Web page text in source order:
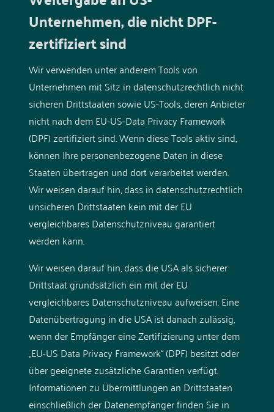
Unternehmen, die nicht DPF-
zertifiziert sind
Wir verwenden unter anderem Tools von
Unternehmen mit Sitz in datenschutzrechtlich nicht
sicheren Drittstaaten sowie US-Tools, deren Anbieter
nicht nach dem EU-US-Data Privacy Framework
(DPF) zertifiziert sind. Wenn diese Tools aktiv sind,
können Ihre personenbezogene Daten in diese
Staaten übertragen und dort verarbeitet werden.
Wir weisen darauf hin, dass in datenschutzrechtlich
unsicheren Drittstaaten kein mit der EU
vergleichbares Datenschutzniveau garantiert
werden kann.
Wir weisen darauf hin, dass die USA als sicherer
Drittstaat grundsätzlich ein mit der EU
vergleichbares Datenschutzniveau aufweisen. Eine
Datenübertragung in die USA ist danach zulässig,
wenn der Empfänger eine Zertifizierung unter dem
„EU-US Data Privacy Framework“ (DPF) besitzt oder
über geeignete zusätzliche Garantien verfügt.
Informationen zu Übermittlungen an Drittstaaten
einschließlich der Datenempfänger finden Sie in